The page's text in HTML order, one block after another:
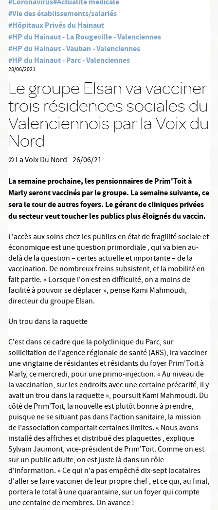
#Vie des établissements/salariés
#Hôpitaux Privés du Hainaut
#HP du Hainaut - La Rougeville - Valenciennes
#HP du Hainaut - Vauban - Valenciennes
#HP du Hainaut - Parc - Valenciennes
28/06/2021
Le groupe Elsan va vacciner
trois résidences sociales du
Valenciennois par la Voix du
Nord
© La Voix Du Nord - 26/06/21
La semaine prochaine, les pensionnaires de Prim'Toit à
Marly seront vaccinés par le groupe. La semaine suivante, ce
sera le tour de autres foyers. Le gérant de cliniques privées
du secteur veut toucher les publics plus éloignés du vaccin.
L'accès aux soins chez les publics en état de fragilité sociale et
économique est une question primordiale , qui va bien au-
delà de la question – certes actuelle et importante – de la
vaccination. De nombreux freins subsistent, et la mobilité en
fait partie. « Lorsque l'on est en difficulté, on a moins de
facilité à pouvoir se déplacer », pense Kami Mahmoudi,
directeur du groupe Elsan.
Un trou dans la raquette
C'est dans ce cadre que la polyclinique du Parc, sur
sollicitation de l'agence régionale de santé (ARS), ira vacciner
une vingtaine de résidantes et résidants du foyer Prim'Toit à
Marly, ce mercredi, pour une primo-injection. « Au niveau de
la vaccination, sur les endroits avec une certaine précarité, il y
avait un trou dans la raquette », poursuit Kami Mahmoudi. Du
côté de Prim'Toit, la nouvelle est plutôt bonne à prendre,
puisque ne se situant pas dans l'action sanitaire, la mission
de l'association comportait certaines limites. « Nous avons
installé des affiches et distribué des plaquettes , explique
Sylvain Jaumont, vice-président de Prim'Toit. Comme on est
sur un public adulte, on est juste là dans un rôle
d'information. » Ce qui n'a pas empêché dix-sept locataires
d'aller se faire vacciner de leur propre chef , et ce qui, au final,
portera le total à une quarantaine, sur un foyer qui compte
une centaine de membres. On avance !